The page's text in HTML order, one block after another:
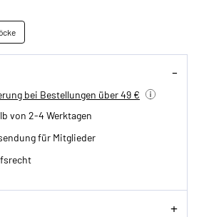
bei Bestellungen über 49 €
von 2-4 Werktagen
für Mitglieder